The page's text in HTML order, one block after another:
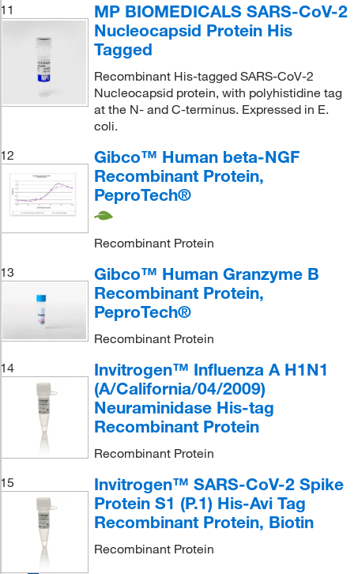
11
MP BIOMEDICALS SARS-CoV-2
Nucleocapsid Protein His
Tagged
Recombinant His-tagged SARS-CoV-2
Nucleocapsid protein, with polyhistidine tag
at the N- and C-terminus. Expressed in E.
coli.
12
Gibco™ Human beta-NGF
Recombinant Protein,
PeproTech®
Recombinant Protein
13
Gibco™ Human Granzyme B
Recombinant Protein,
PeproTech®
Recombinant Protein
14
Invitrogen™ Influenza A H1N1
(A/California/04/2009)
Neuraminidase His-tag
Recombinant Protein
Recombinant Protein
15
Invitrogen™ SARS-CoV-2 Spike
Protein S1 (P.1) His-Avi Tag
Recombinant Protein, Biotin
Recombinant Protein